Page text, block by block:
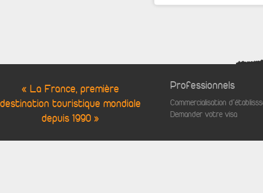
« La France, première
destination touristique mondiale
depuis 1990 »
Professionnels
Commercialisation
Demander votre visa